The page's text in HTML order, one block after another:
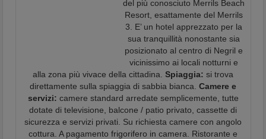
del più conosciuto Merrils Beach
Resort, esattamente del Merrils
3. E’ un hotel apprezzato per la
sua tranquillità nonostante sia
posizionato al centro di Negril e
vicinissimo ai locali notturni e
alla zona più vivace della cittadina. Spiaggia: si trova
direttamente sulla spiaggia di sabbia bianca. Camere e
servizi: camere standard arredate semplicemente, tutte
dotate di televisione, balcone / patio privato, cassette di
sicurezza e servizi privati. Su richiesta camere con angolo
cottura. A pagamento frigorifero in camera. Ristorante e